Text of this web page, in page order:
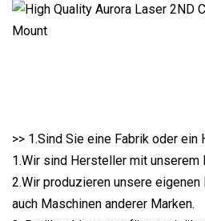
>> 1.Sind Sie eine Fabrik oder ein
1.Wir sind Hersteller mit unserem
2.Wir produzieren unsere
auch Maschinen anderer Marken.